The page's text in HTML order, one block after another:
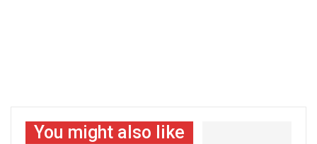
You might also like